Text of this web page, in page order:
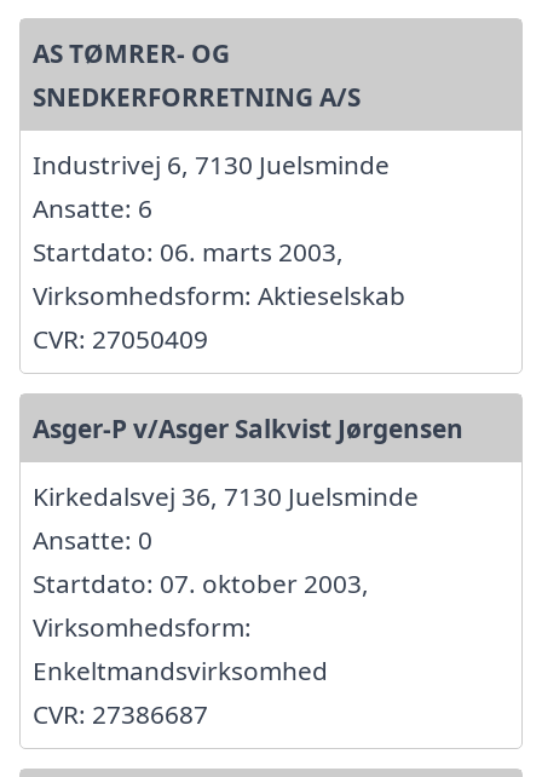
AS TØMRER- OG
SNEDKERFORRETNING A/S
Industrivej 6, 7130 Juelsminde
Ansatte: 6
Startdato: 06. marts 2003,
Virksomhedsform: Aktieselskab
CVR: 27050409
Asger-P v/Asger Salkvist Jørgensen
Kirkedalsvej 36, 7130 Juelsminde
Ansatte: 0
Startdato: 07. oktober 2003,
Virksomhedsform:
Enkeltmandsvirksomhed
CVR: 27386687